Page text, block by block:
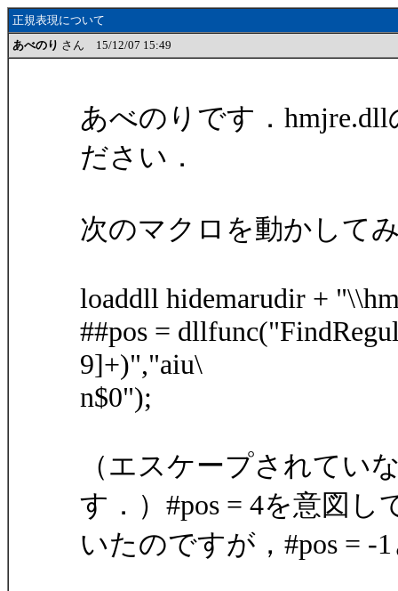
正規表現について
あべのり さん 15/12/07 15:49
あべのりです．
ださい．
次のマクロを動かして
loaddll hidemarudir +
##pos =
9]+)","aiu\
n$0");
（エスケープされてい
す．）#pos = 4を意図し
いたのですが，#pos =